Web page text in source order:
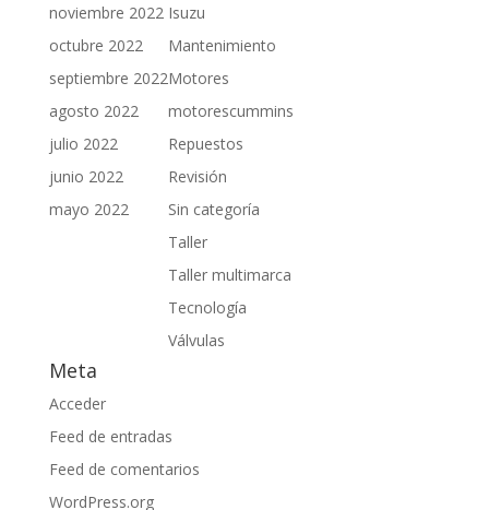
noviembre 2022
octubre 2022
septiembre 2022
agosto 2022
julio 2022
junio 2022
mayo 2022
Isuzu
Mantenimiento
Motores
motorescummins
Repuestos
Revisión
Sin categoría
Taller
Taller multimarca
Tecnología
Válvulas
Meta
Acceder
Feed de entradas
Feed de comentarios
WordPress.org